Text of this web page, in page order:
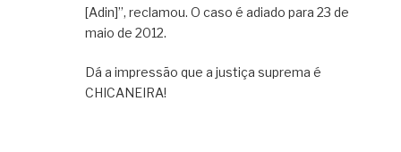
[Adin]”, reclamou. O caso é adiado para 23 de
maio de 2012.
Dá a impressão que a justiça suprema é
CHICANEIRA!